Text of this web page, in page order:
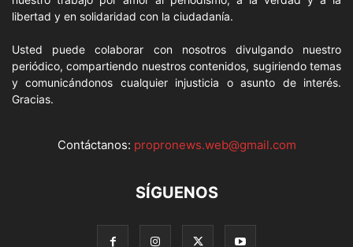
libertad y en solidaridad con la ciudadanía.
Usted puede colaborar con nosotros divulgando nuestro
periódico, compartiendo nuestros contenidos, sugiriendo temas
y comunicándonos cualquier injusticia o asunto de interés.
Gracias.
Contáctanos: propronews.web@gmail.com
SÍGUENOS